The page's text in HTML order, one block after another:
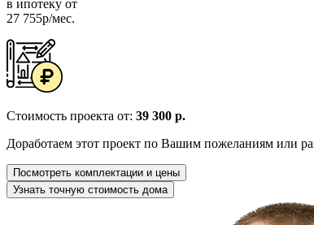
в ипотеку от
27 755р/мес.
Стоимость проекта от: 39 300 р.
Доработаем этот проект по Вашим пожеланиям или
Посмотреть комплектации и цены
Узнать точную стоимость дома